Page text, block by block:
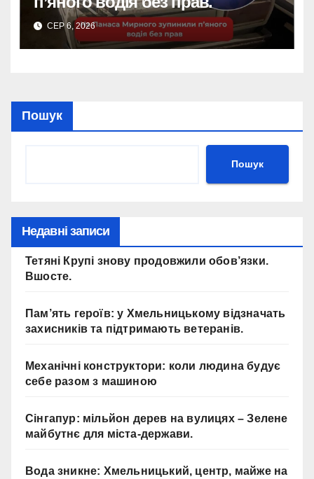
СЕР 6, 2026
Пошук
Пошук
Недавні записи
Тетяні Крупі знову продовжили обов’язки.
Вшосте.
Пам’ять героїв: у Хмельницькому відзначать
захисників та підтримають ветеранів.
Механічні конструктори: коли людина будує
себе разом з машиною
Сінгапур: мільйон дерев на вулицях – Зелене
майбутнє для міста-держави.
Вода зникне: Хмельницький, центр, майже на